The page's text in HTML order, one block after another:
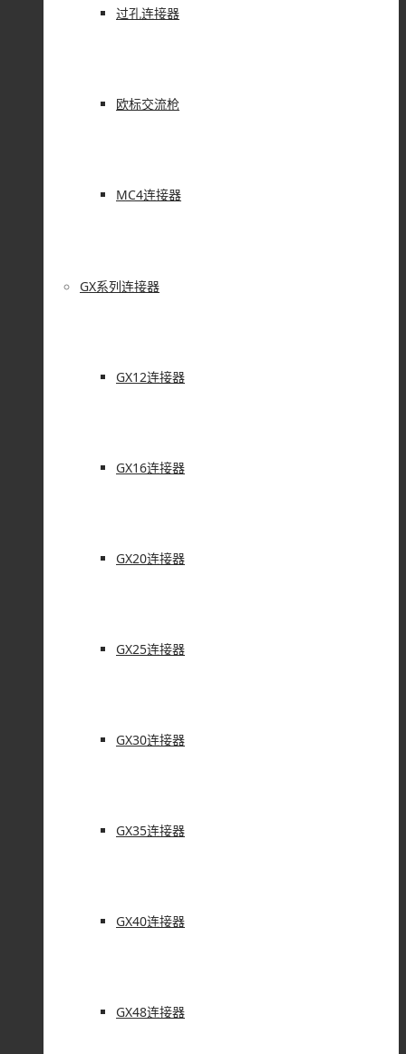
过孔连接器
欧标交流枪
MC4连接器
GX系列连接器
GX12连接器
GX16连接器
GX20连接器
GX25连接器
GX30连接器
GX35连接器
GX40连接器
GX48连接器